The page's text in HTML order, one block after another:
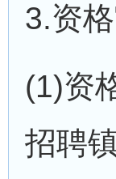
3.资
(1)资
招聘